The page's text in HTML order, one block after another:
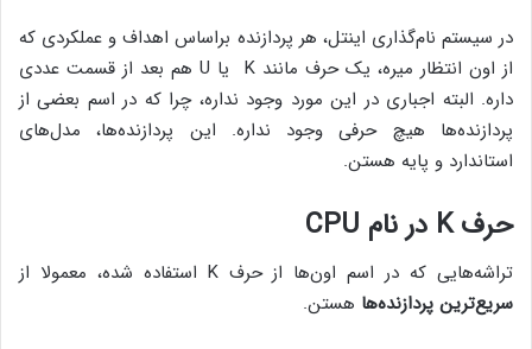
در سیستم نام‌گذاری اینتل، هر پردازنده براساس اهداف و عملکردی که
از اون انتظار میره، یک حرف مانند K یا U هم بعد از قسمت عددی
داره. البته اجباری در این مورد وجود نداره، چرا که در اسم بعضی از
پردازنده‌ها هیچ حرفی وجود نداره. این پردازنده‌ها، مدل‌های
استاندارد و پایه هستن.
حرف K در نام CPU
تراشه‌هایی که در اسم اون‌ها از حرف K استفاده شده، معمولا از
سریع‌ترین پردازنده‌ها هستن.